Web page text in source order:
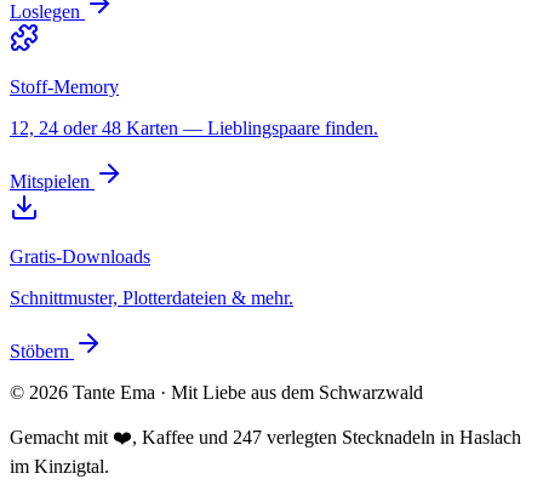
Loslegen
Stoff-Memory
12, 24 oder 48 Karten — Lieblingspaare finden.
Mitspielen
Gratis-Downloads
Schnittmuster, Plotterdateien & mehr.
Stöbern
© 2026 Tante Ema · Mit Liebe aus dem Schwarzwald
Gemacht mit ❤️, Kaffee und 247 verlegten Stecknadeln in Haslach
im Kinzigtal.